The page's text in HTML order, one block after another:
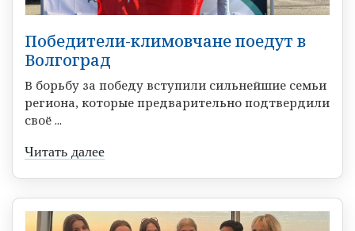
Победители-климовчане поедут в
Волгоград
В борьбу за победу вступили сильнейшие семьи
региона, которые предварительно подтвердили
своё ...
Читать далее